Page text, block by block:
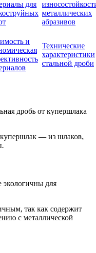
для
металлических
абразивов
и
Технические
характеристики
стальной дроби
дробь от купершлака
купершлак — из шлаков,
экологичны для
так как содержит
с металлической